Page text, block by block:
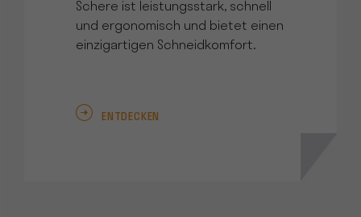
Schere ist leistungsstark, schnell
und ergonomisch und bietet einen
einzigartigen Schneidkomfort.
ENTDECKEN